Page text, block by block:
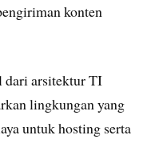
konten
dari arsitektur TI
lingkungan yang
untuk hosting serta